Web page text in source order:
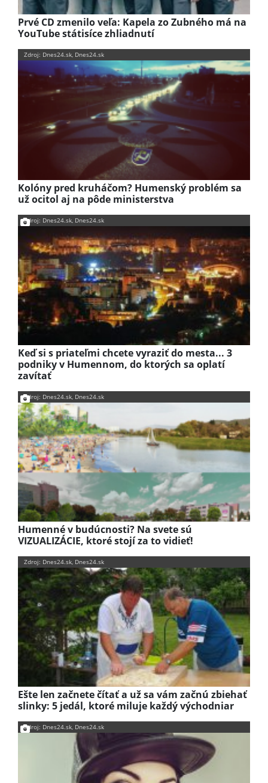
Prvé CD zmenilo veľa: Kapela zo Zubného má na
YouTube státisíce zhliadnutí
Zdroj: Dnes24.sk, Dnes24.sk
Kolóny pred kruháčom? Humenský problém sa
už ocitol aj na pôde ministerstva
Zdroj: Dnes24.sk, Dnes24.sk
Keď si s priateľmi chcete vyraziť do mesta... 3
podniky v Humennom, do ktorých sa oplatí
zavítať
Zdroj: Dnes24.sk, Dnes24.sk
Humenné v budúcnosti? Na svete sú
VIZUALIZÁCIE, ktoré stojí za to vidieť!
Zdroj: Dnes24.sk, Dnes24.sk
Ešte len začnete čítať a už sa vám začnú zbiehať
slinky: 5 jedál, ktoré miluje každý východniar
Zdroj: Dnes24.sk, Dnes24.sk